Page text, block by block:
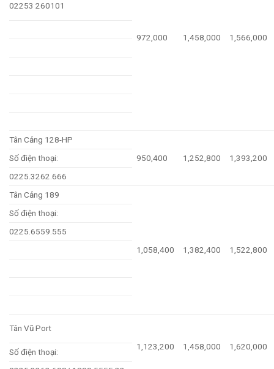
972,000 1,458,000 1,566,000
02253 260101
Tân Cảng 128-HP
950,400
1,252,800 1,393,200
Số điện thoại:
0225.3262.666
Tân Cảng 189
1,058,400 1,382,400 1,522,800
Số điện thoại:
0225.6559.555
Tân Vũ Port
1,123,200
1,458,000 1,620,000
Số điện thoại: